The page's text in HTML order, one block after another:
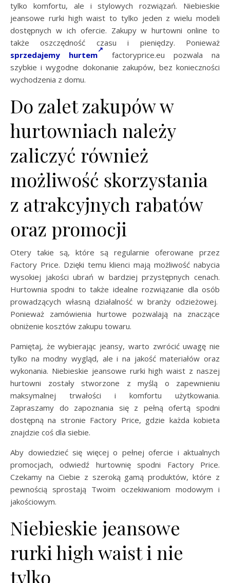
tylko komfortu, ale i stylowych rozwiązań. Niebieskie
jeansowe rurki high waist to tylko jeden z wielu modeli
dostępnych w ich ofercie. Zakupy w hurtowni online to
także oszczędność czasu i pieniędzy. Ponieważ
sprzedajemy hurtem
factoryprice.eu pozwala na
szybkie i wygodne dokonanie zakupów, bez konieczności
wychodzenia z domu.
Do zalet zakupów w
hurtowniach należy
zaliczyć również
możliwość skorzystania
z atrakcyjnych rabatów
oraz promocji
Otery takie są, które są regularnie oferowane przez
Factory Price. Dzięki temu klienci mają możliwość nabycia
wysokiej jakości ubrań w bardziej przystępnych cenach.
Hurtownia spodni to także idealne rozwiązanie dla osób
prowadzących własną działalność w branży odzieżowej.
Ponieważ zamówienia hurtowe pozwalają na znaczące
obniżenie kosztów zakupu towaru.
Pamiętaj, że wybierając jeansy, warto zwrócić uwagę nie
tylko na modny wygląd, ale i na jakość materiałów oraz
wykonania. Niebieskie jeansowe rurki high waist z naszej
hurtowni zostały stworzone z myślą o zapewnieniu
maksymalnej trwałości i komfortu użytkowania.
Zapraszamy do zapoznania się z pełną ofertą spodni
dostępną na stronie Factory Price, gdzie każda kobieta
znajdzie coś dla siebie.
Aby dowiedzieć się więcej o pełnej ofercie i aktualnych
promocjach, odwiedź hurtownię spodni Factory Price.
Czekamy na Ciebie z szeroką gamą produktów, które z
pewnością sprostają Twoim oczekiwaniom modowym i
jakościowym.
Niebieskie jeansowe
rurki high waist i nie
tylko